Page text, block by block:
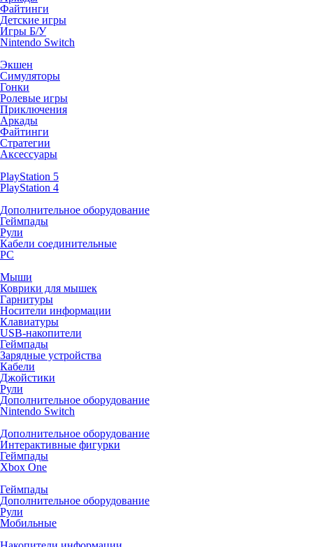
Файтинги
Детские игры
Игры Б/У
Nintendo Switch
Экшен
Симуляторы
Гонки
Ролевые игры
Приключения
Аркады
Файтинги
Стратегии
Аксессуары
PlayStation 5
PlayStation 4
Дополнительное оборудование
Геймпады
Рули
Кабели соединительные
PC
Мыши
Коврики для мышек
Гарнитуры
Носители информации
Клавиатуры
USB-накопители
Геймпады
Зарядные устройства
Кабели
Джойстики
Рули
Дополнительное оборудование
Nintendo Switch
Дополнительное оборудование
Интерактивные фигурки
Геймпады
Xbox One
Геймпады
Дополнительное оборудование
Рули
Мобильные